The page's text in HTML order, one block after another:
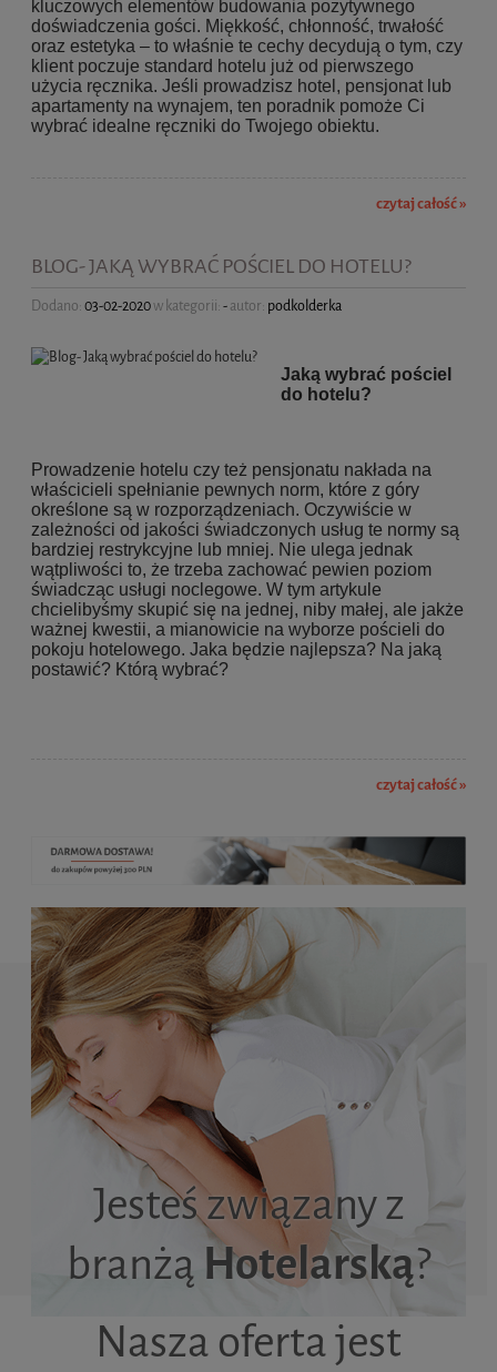
kluczowych elementów budowania pozytywnego
doświadczenia gości. Miękkość, chłonność, trwałość
oraz estetyka – to właśnie te cechy decydują o tym, czy
klient poczuje standard hotelu już od pierwszego
użycia ręcznika. Jeśli prowadzisz hotel, pensjonat lub
apartamenty na wynajem, ten poradnik pomoże Ci
wybrać idealne ręczniki do Twojego obiektu.
czytaj całość »
BLOG- JAKĄ WYBRAĆ POŚCIEL DO HOTELU?
Dodano:03-02-2020w kategorii:-autor: podkolderka
Jaką wybrać pościel
do hotelu?
Prowadzenie hotelu czy też pensjonatu nakłada na
właścicieli spełnianie pewnych norm, które z góry
określone są w rozporządzeniach. Oczywiście w
zależności od jakości świadczonych usług te normy są
bardziej restrykcyjne lub mniej. Nie ulega jednak
wątpliwości to, że trzeba zachować pewien poziom
świadcząc usługi noclegowe. W tym artykule
chcielibyśmy skupić się na jednej, niby małej, ale jakże
ważnej kwestii, a mianowicie na wyborze pościeli do
pokoju hotelowego. Jaka będzie najlepsza? Na jaką
postawić? Którą wybrać?
czytaj całość »
Jesteś związany z
branżą Hotelarską?
Nasza oferta jest